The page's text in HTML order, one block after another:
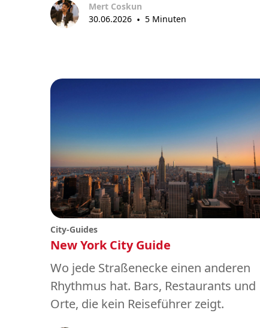
Mert Coskun
30.06.2026 • 5 Minuten
City-Guides
New York City Guide
Wo jede Straßenecke einen anderen
Rhythmus hat. Bars, Restaurants und
Orte, die kein Reiseführer zeigt.